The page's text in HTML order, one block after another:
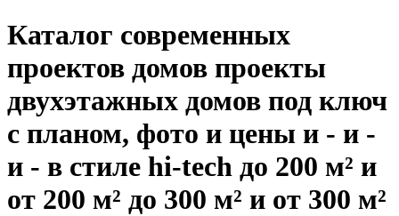
Каталог современных
проектов домов проекты
двухэтажных домов под ключ
с планом, фото и цены и - и -
и - в стиле hi-tech до 200 м² и
от 200 м² до 300 м² и от 300 м²